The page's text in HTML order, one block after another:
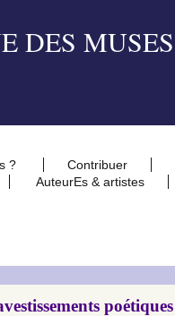
?
Contribuer
AuteurEs & artistes
poétiques